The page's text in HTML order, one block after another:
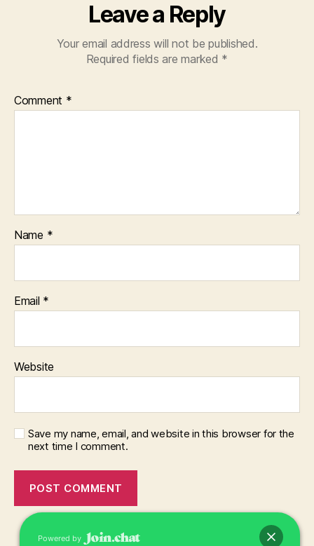
Leave a Reply
Your email address will not be published.
Required fields are marked *
Comment *
Name *
Email *
Website
Save my name, email, and website in this browser for the
next time I comment.
Powered by